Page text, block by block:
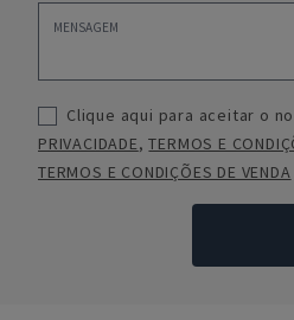
Clique aqui para aceitar o
PRIVACIDADE,TERMOS E
TERMOS E CONDIÇÕES DE VENDA